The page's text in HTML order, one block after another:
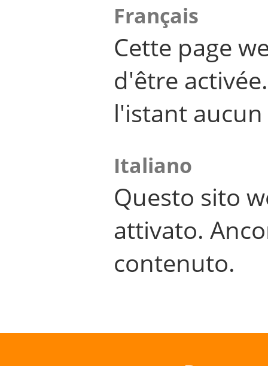
Français
Cette page
d'être
l'istant
Italiano
Questo sito
attivato.
contenuto.